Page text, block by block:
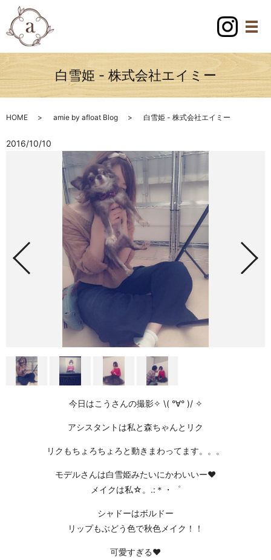
白雪姫 - 株式会社エイミー
HOME amie by afloat Blog 白雪姫 - 株式会社エイミー
2016/10/10
今日はこうさんの撮影✧ \( °∀° )/ ✧
アシスタントは私と森ちゃんとリク
リクもちょろちょろと動きまわってます。。。
モデルさんは白雪姫みたいにかわいいー❤
メイクは私☆。.:＊・゜
シャドーはボルドー
リップもぶどう色で秋色メイク！！
可愛すぎる❤